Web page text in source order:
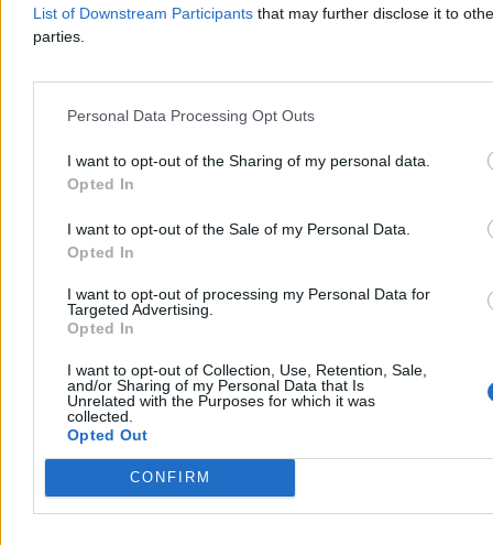
List of Downstream Participants that may further disclose it to
parties.
Personal Data Processing Opt Outs
I want to opt-out of the Sharing of my personal data.
Opted In
I want to opt-out of the Sale of my Personal Data.
Opted In
I want to opt-out of processing my Personal Data for
Targeted Advertising.
Opted In
I want to opt-out of Collection, Use, Retention, Sale,
and/or Sharing of my Personal Data that Is
Unrelated with the Purposes for which it was
collected.
Opted Out
CONFIRM
Barcelona odwołała mecz towarzyski. Chodzi o
Barcelona odwołała przedsezonowy towarzyski mecz piłkarski w
Maroku z powodu trwającego kryzysu granicznego w Ceucie,
hiszpańskiej eksklawie w Afryce Północnej - poinformował klub.
Spotkanie z Ittihad Riadi Tanger miało odbyć się 15 sierpnia.
Paweł Żurek
Dzisiaj 13:18